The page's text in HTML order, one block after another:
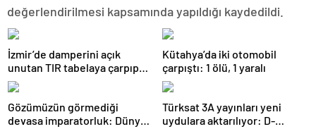
değerlendirilmesi kapsamında yapıldığı kaydedildi.
İzmir’de damperini açık
unutan TIR tabelaya çarpıp
devrildi: 1 yaralı
Kütahya’da iki otomobil
çarpıştı: 1 ölü, 1 yaralı
Gözümüzün görmediği
devasa imparatorluk: Dünya
Türksat 3A yayınları yeni
uydulara aktarılıyor: D-